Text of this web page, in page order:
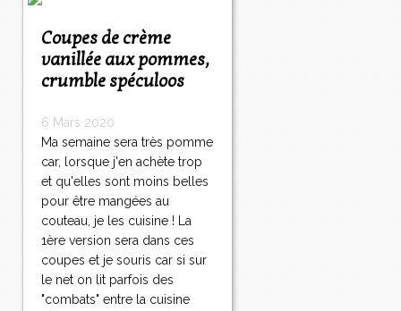
Coupes de crème
vanillée aux pommes,
crumble spéculoos
6 Mars 2020
Ma semaine sera très pomme
car, lorsque j'en achète trop
et qu'elles sont moins belles
pour être mangées au
couteau, je les cuisine ! La
1ère version sera dans ces
coupes et je souris car si sur
le net on lit parfois des
"combats" entre la cuisine